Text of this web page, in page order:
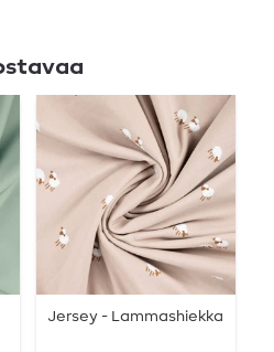
Jersey - Lammashiekka